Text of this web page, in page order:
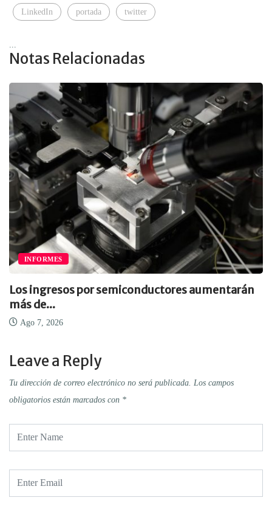
LinkedIn portada twitter
Notas Relacionadas
INFORMES
Los ingresos por semiconductores aumentarán
más de...
Ago 7, 2026
Leave a Reply
Tu dirección de correo electrónico no será publicada. Los campos
obligatorios están marcados con *